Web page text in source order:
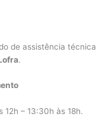
de assistência técnica
.
12h – 13:30h às 18h.